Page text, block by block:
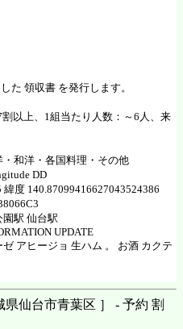
た 領収書 を発行します。
以上、1組当たり人数：～6人、来
和洋・各国料理・その他
DD
度 140.87099416627043524386
駅 仙台駅
UPDATE
アヒージョ 生ハム 。 お酒 カクテ
仙台市青葉区 ］ - 予約 割